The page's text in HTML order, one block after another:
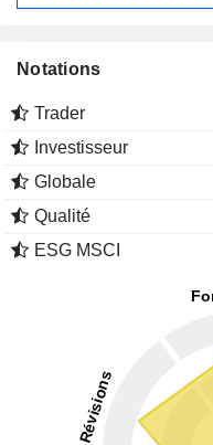
Notations
Trader
Investisseur
Globale
Qualité
ESG MSCI